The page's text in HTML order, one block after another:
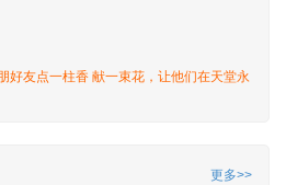
好友点一柱香 献一束花，让他们在天堂永
更多>>